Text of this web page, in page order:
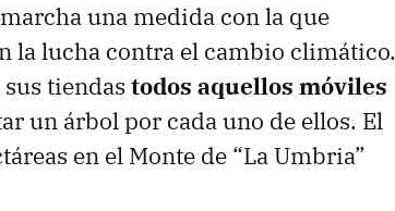
una medida con la que
la lucha contra el cambio climático.
tiendas todos aquellos móviles
un árbol por cada uno de ellos. El
en el Monte de “La Umbria”